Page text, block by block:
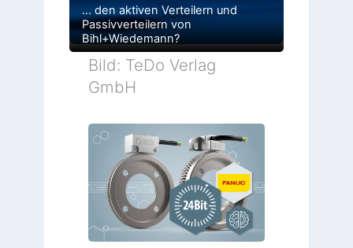
… den aktiven Verteilern und
Passivverteilern von
Bihl+Wiedemann?
Bild: TeDo Verlag
GmbH